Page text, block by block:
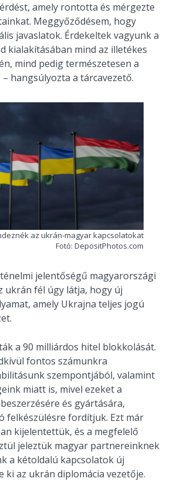
amely rontotta és mérgezte
Meggyőződésem, hogy
javaslatok. Érdekeltek vagyunk a
kialakításában mind az illetékes
mind pedig természetesen a
hangsúlyozta a tárcavezető.
az ukrán-magyar kapcsolatokat
Fotó: DepositPhotos.com
jelentőségű magyarországi
ukrán fél úgy látja, hogy új
amely Ukrajna teljes jogú
a 90 milliárdos hitel blokkolását.
fontos számunkra
szempontjából, valamint
miatt is, mivel ezeket a
és gyártására,
felkészülésre fordítjuk. Ezt már
kijelentettük, és a megfelelő
jeleztük magyar partnereinknek
a kétoldalú kapcsolatok új
ki az ukrán diplomácia vezetője.